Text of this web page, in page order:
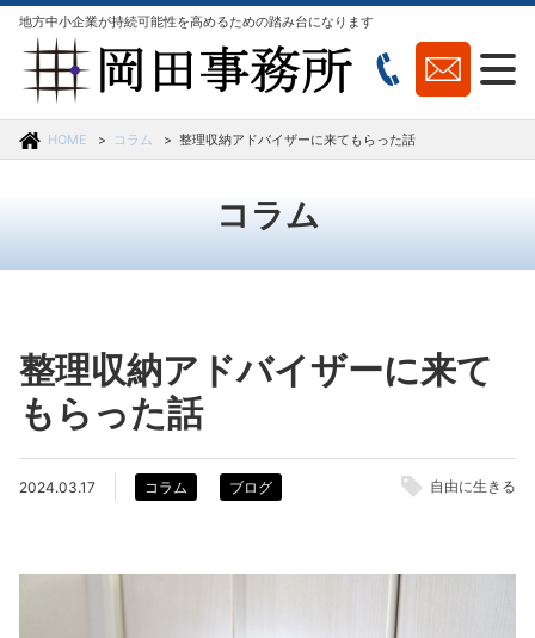
地方中小企業が持続可能性を高めるための踏み台になります
HOME コラム 整理収納アドバイザーに来てもらった話
コラム
整理収納アドバイザーに来て
もらった話
2024.03.17 コラム ブログ 自由に生きる